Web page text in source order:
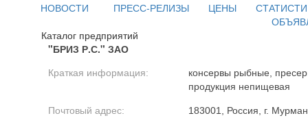
НОВОСТИ ПРЕСС-РЕЛИЗЫ ЦЕНЫ
Каталог предприятий
"БРИЗ Р.С." ЗАО
Краткая информация:
консервы рыбные,
продукция непищевая
Почтовый адрес: 183001, Россия, г.